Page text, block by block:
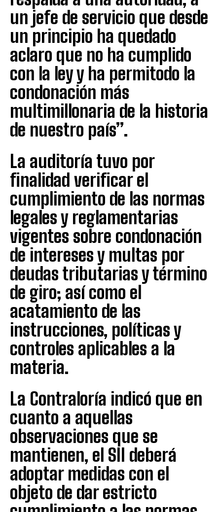
un jefe de servicio que desde
un principio ha quedado
aclaro que no ha cumplido
con la ley y ha permitodo la
condonación más
multimillonaria de la historia
de nuestro país”.
La auditoría tuvo por
finalidad verificar el
cumplimiento de las normas
legales y reglamentarias
vigentes sobre condonación
de intereses y multas por
deudas tributarias y término
de giro; así como el
acatamiento de las
instrucciones, políticas y
controles aplicables a la
materia.
La Contraloría indicó que en
cuanto a aquellas
observaciones que se
mantienen, el SII deberá
adoptar medidas con el
objeto de dar estricto